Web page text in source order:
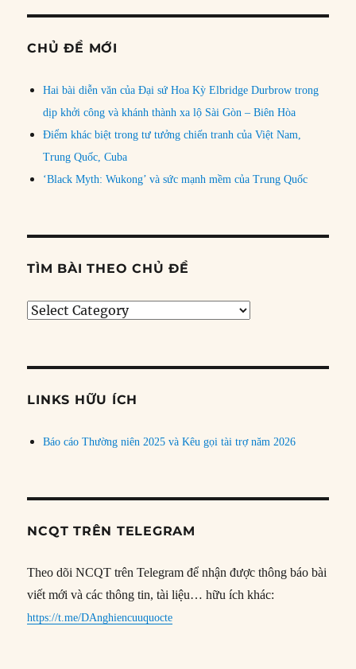
CHỦ ĐỀ MỚI
Hai bài diễn văn của Đại sứ Hoa Kỳ Elbridge Durbrow trong
dịp khởi công và khánh thành xa lộ Sài Gòn – Biên Hòa
Điểm khác biệt trong tư tưởng chiến tranh của Việt Nam,
Trung Quốc, Cuba
‘Black Myth: Wukong’ và sức mạnh mềm của Trung Quốc
TÌM BÀI THEO CHỦ ĐỀ
Tìm
đề
LINKS HỮU ÍCH
Báo cáo Thường niên 2025 và Kêu gọi tài trợ năm 2026
NCQT TRÊN TELEGRAM
Theo dõi NCQT trên Telegram để nhận được thông báo bài
viết mới và các thông tin, tài liệu… hữu ích khác:
https://t.me/DAnghiencuuquocte